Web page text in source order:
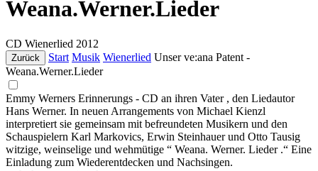
Weana.Werner.Lieder
CD Wienerlied 2012
Zurück Start Musik Wienerlied Unser ve:ana Patent -
Weana.Werner.Lieder
Emmy Werners Erinnerungs - CD an ihren Vater , den Liedautor
Hans Werner. In neuen Arrangements von Michael Kienzl
interpretiert sie gemeinsam mit befreundeten Musikern und den
Schauspielern Karl Markovics, Erwin Steinhauer und Otto Tausig
witzige, weinselige und wehmütige “ Weana. Werner. Lieder .“ Eine
Einladung zum Wiederentdecken und Nachsingen.